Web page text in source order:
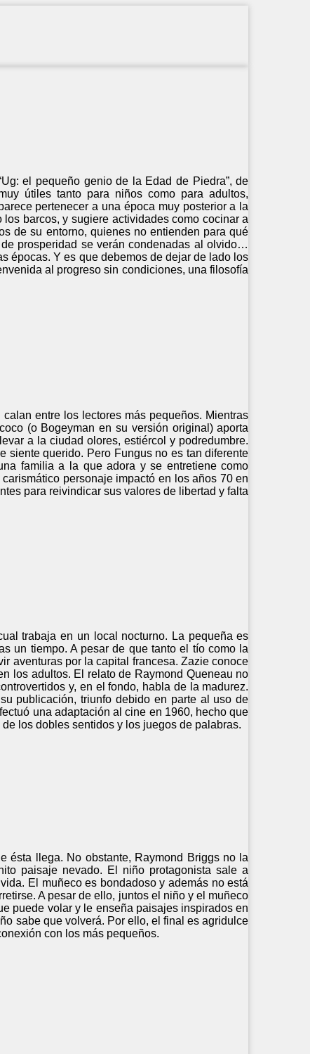
el pequeño genio de la Edad de Piedra”, de
útiles tanto para niños como para adultos,
pertenecer a una época muy posterior a la
barcos, y sugiere actividades como cocinar a
de su entorno, quienes no entienden para qué
prosperidad se verán condenadas al olvido…
épocas. Y es que debemos de dejar de lado los
al progreso sin condiciones, una filosofía
entre los lectores más pequeños. Mientras
(o Bogeyman en su versión original) aporta
a la ciudad olores, estiércol y podredumbre.
siente querido. Pero Fungus no es tan diferente
familia a la que adora y se entretiene como
personaje impactó en los años 70 en
para reivindicar sus valores de libertad y falta
trabaja en un local nocturno. La pequeña es
un tiempo. A pesar de que tanto el tío como la
aventuras por la capital francesa. Zazie conoce
los adultos. El relato de Raymond Queneau no
y, en el fondo, habla de la madurez.
publicación, triunfo debido en parte al uso de
una adaptación al cine en 1960, hecho que
los dobles sentidos y los juegos de palabras.
ésta llega. No obstante, Raymond Briggs no la
paisaje nevado. El niño protagonista sale a
El muñeco es bondadoso y además no está
A pesar de ello, juntos el niño y el muñeco
puede volar y le enseña paisajes inspirados en
sabe que volverá. Por ello, el final es agridulce
con los más pequeños.